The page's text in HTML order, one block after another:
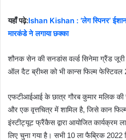
यहाँ पढ़े:Ishan Kishan : ‘लेग स्पिनर’
मारकंडे ने लगाया छक्का
शौनक सेन की सनडांस वर्ल्ड सिनेमा ग्रैंड जूरी
ऑल दैट ब्रीथ्स को भी कान्स फिल्म फेस्टिवल
एफटीआईआई के छात्र गौरब कुमार मलिक की
और एक वृत्तचित्र में शामिल है, जिसे कान
इंस्टीट्यूट फ्रैंकैस द्वारा आयोजित कार्यक्रम
लिए चुना गया है। सभी 10 ला फैब्रिक 2022